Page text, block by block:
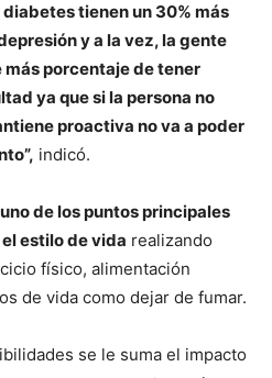
tienen un 30% más
y a la vez, la gente
porcentaje de tener
ya que si la persona no
proactiva no va a poder
indicó.
uno de los puntos principales
estilo de vida realizando
físico, alimentación
de vida como dejar de fumar.
se le suma el impacto